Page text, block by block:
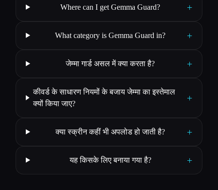
Where can I get Gemma Guard? +
What category is Gemma Guard in? +
जेम्मा गार्ड असल में क्या करता है? +
कीवर्ड के साधारण नियमों के बजाय जेम्मा का इस्तेमाल
क्यों किया जाए?
+
क्या स्क्रीन कहीं भी अपलोड हो जाती है? +
यह किसके लिए बनाया गया है? +